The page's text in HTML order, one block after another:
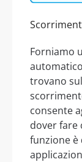
Forniamo
trovano
consente
dover fare
funzione è